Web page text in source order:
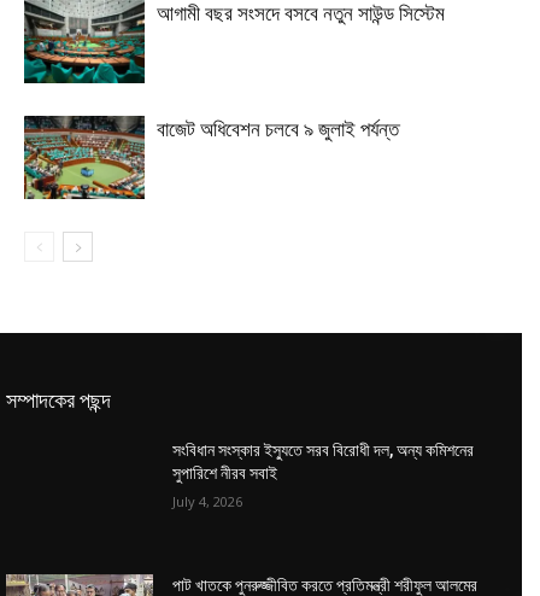
আগামী বছর সংসদে বসবে নতুন সাউন্ড সিস্টেম
বাজেট অধিবেশন চলবে ৯ জুলাই পর্যন্ত
সম্পাদকের পছন্দ
সংবিধান সংস্কার ইস্যুতে সরব বিরোধী দল, অন্য কমিশনের
সুপারিশে নীরব সবাই
July 4, 2026
পাট খাতকে পুনরুজ্জীবিত করতে প্রতিমন্ত্রী শরীফুল আলমের